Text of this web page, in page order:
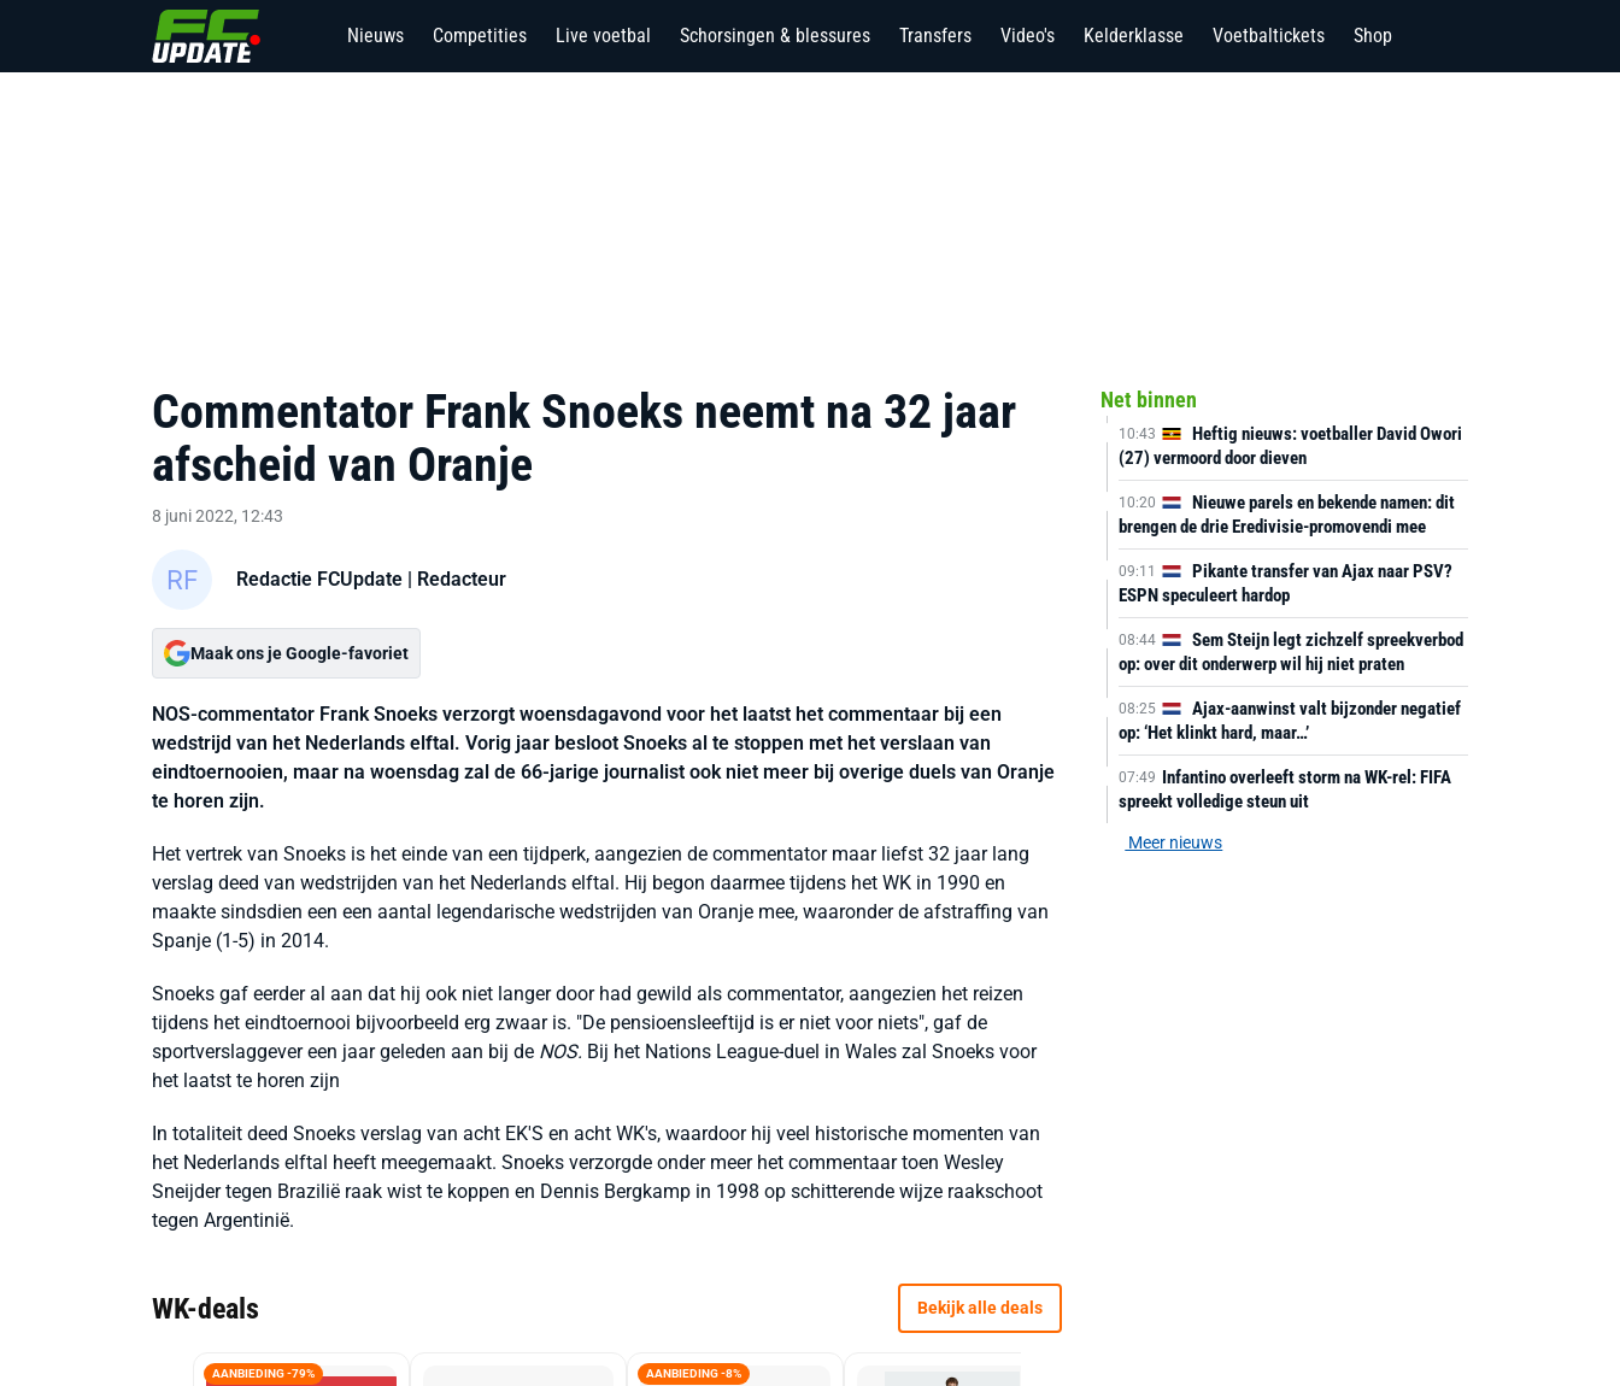
Nieuws Competities Live voetbal Schorsingen & blessures Transfers Video's Kelderklasse Voetbaltickets Shop
Commentator Frank Snoeks neemt na 32 jaar
afscheid van Oranje
8 juni 2022, 12:43
Redactie FCUpdate | Redacteur
Maak ons je Google-favoriet
NOS-commentator Frank Snoeks verzorgt woensdagavond voor het laatst het commentaar bij een
wedstrijd van het Nederlands elftal. Vorig jaar besloot Snoeks al te stoppen met het verslaan van
eindtoernooien, maar na woensdag zal de 66-jarige journalist ook niet meer bij overige duels van Oranje
te horen zijn.
Het vertrek van Snoeks is het einde van een tijdperk, aangezien de commentator maar liefst 32 jaar lang
verslag deed van wedstrijden van het Nederlands elftal. Hij begon daarmee tijdens het WK in 1990 en
maakte sindsdien een een aantal legendarische wedstrijden van Oranje mee, waaronder de afstraffing van
Spanje (1-5) in 2014.
Snoeks gaf eerder al aan dat hij ook niet langer door had gewild als commentator, aangezien het reizen
tijdens het eindtoernooi bijvoorbeeld erg zwaar is. "De pensioensleeftijd is er niet voor niets", gaf de
sportverslaggever een jaar geleden aan bij de NOS. Bij het Nations League-duel in Wales zal Snoeks voor
het laatst te horen zijn
In totaliteit deed Snoeks verslag van acht EK'S en acht WK's, waardoor hij veel historische momenten van
het Nederlands elftal heeft meegemaakt. Snoeks verzorgde onder meer het commentaar toen Wesley
Sneijder tegen Brazilië raak wist te koppen en Dennis Bergkamp in 1998 op schitterende wijze raakschoot
tegen Argentinië.
WK-deals Bekijk alle deals
AANBIEDING -79% AANBIEDING -8%
Net binnen
10:43
Heftig nieuws: voetballer David Owori
(27) vermoord door dieven
10:20
Nieuwe parels en bekende namen: dit
brengen de drie Eredivisie-promovendi mee
09:11
Pikante transfer van Ajax naar PSV?
ESPN speculeert hardop
08:44
Sem Steijn legt zichzelf spreekverbod
op: over dit onderwerp wil hij niet praten
08:25
Ajax-aanwinst valt bijzonder negatief
op: ‘Het klinkt hard, maar…’
07:49 Infantino overleeft storm na WK-rel: FIFA
spreekt volledige steun uit
Meer nieuws